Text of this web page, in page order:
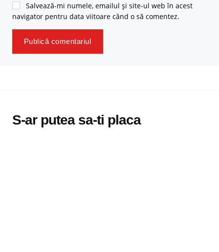
Salvează-mi numele, emailul și site-ul web în acest
navigator pentru data viitoare când o să comentez.
S-ar putea sa-ti placa